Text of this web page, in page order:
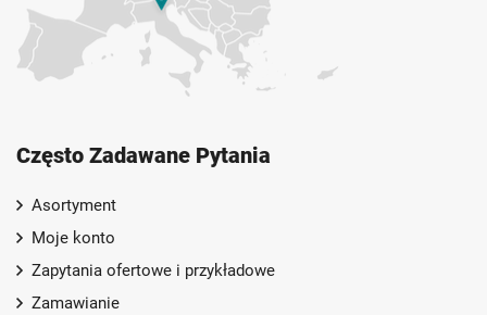
Często Zadawane Pytania
Asortyment
Moje konto
Zapytania ofertowe i przykładowe
Zamawianie